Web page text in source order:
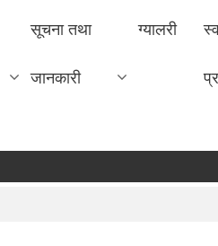
सूचना तथा
जानकारी
ग्यालरी